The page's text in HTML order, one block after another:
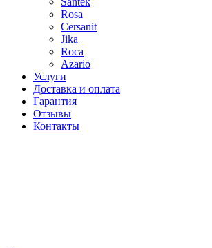
Rosa
Cersanit
Jika
Roca
Azario
Услуги
Доставка и оплата
Гарантия
Отзывы
Контакты